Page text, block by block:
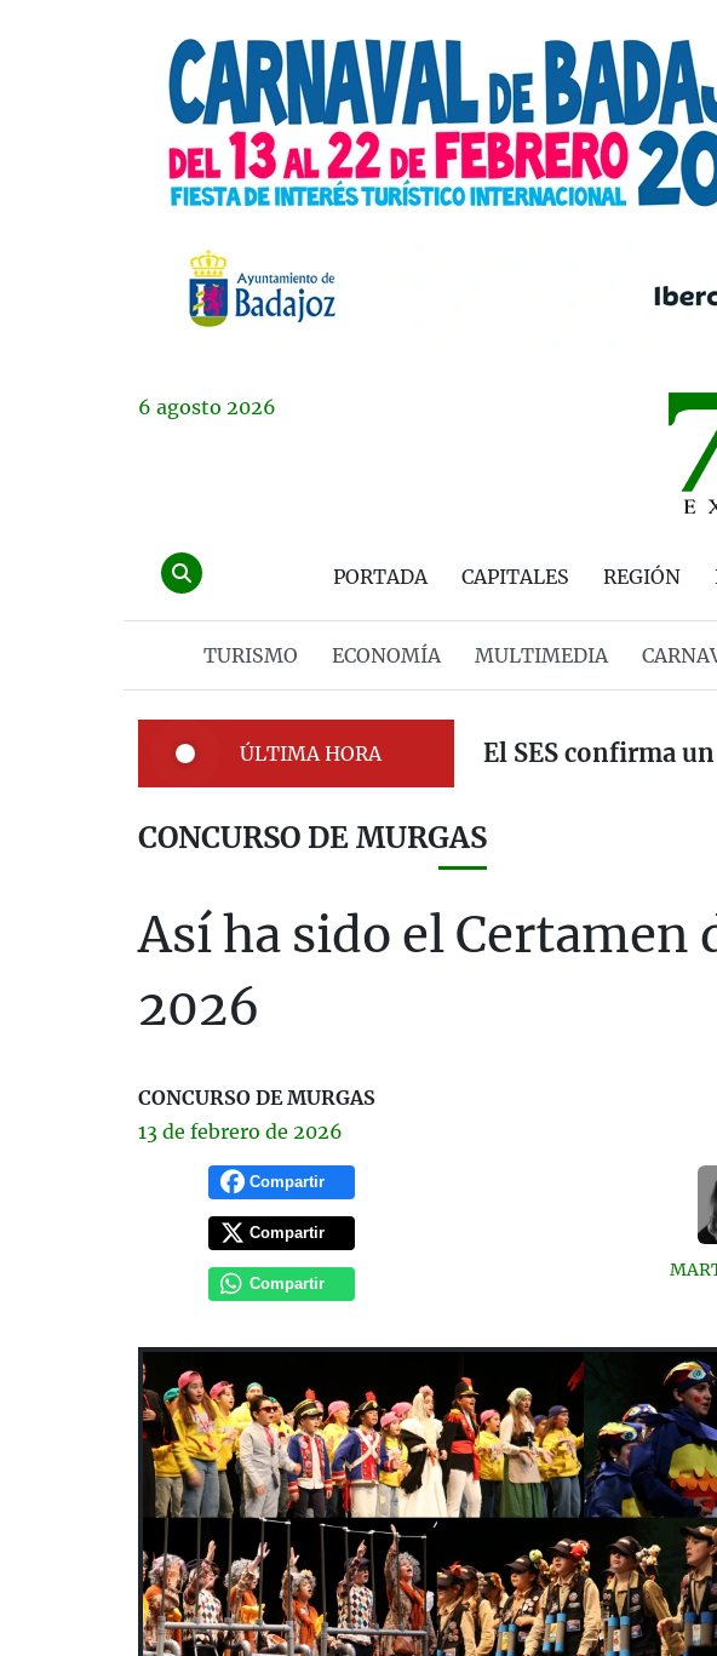
6 agosto 2026
PORTADA CAPITALES REGIÓN
TURISMO ECONOMÍA MULTIMEDIA
ÚLTIMA HORA El SES confirma
CONCURSO DE MURGAS
Así ha sido el
2026
CONCURSO DE MURGAS
13 de febrero de 2026
Compartir
Compartir
Compartir
Previous